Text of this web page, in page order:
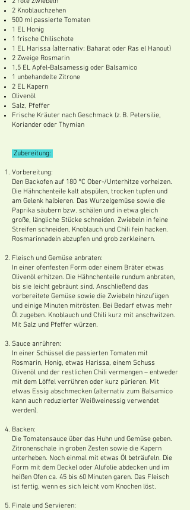
2 Knoblauchzehen
500 ml passierte Tomaten
1 EL Honig
1 frische Chilischote
1 EL Harissa (alternativ: Baharat oder Ras el Hanout)
2 Zweige Rosmarin
1,5 EL Apfel-Balsamessig oder Balsamico
1 unbehandelte Zitrone
2 EL Kapern
Olivenöl
Salz, Pfeffer
Frische Kräuter nach Geschmack (z. B. Petersilie,
Koriander oder Thymian
Zubereitung:
Vorbereitung:
Den Backofen auf 180 °C Ober-/Unterhitze vorheizen.
Die Hähnchenteile kalt abspülen, trocken tupfen und
am Gelenk halbieren. Das Wurzelgemüse sowie die
Paprika säubern bzw. schälen und in etwa gleich
große, längliche Stücke schneiden. Zwiebeln in feine
Streifen schneiden, Knoblauch und Chili fein hacken.
Rosmarinnadeln abzupfen und grob zerkleinern.
Fleisch und Gemüse anbraten:
In einer ofenfesten Form oder einem Bräter etwas
Olivenöl erhitzen. Die Hähnchenteile rundum anbraten,
bis sie leicht gebräunt sind. Anschließend das
vorbereitete Gemüse sowie die Zwiebeln hinzufügen
und einige Minuten mitrösten. Bei Bedarf etwas mehr
Öl zugeben. Knoblauch und Chili kurz mit anschwitzen.
Mit Salz und Pfeffer würzen.
Sauce anrühren:
In einer Schüssel die passierten Tomaten mit
Rosmarin, Honig, etwas Harissa, einem Schuss
Olivenöl und der restlichen Chili vermengen – entweder
mit dem Löffel verrühren oder kurz pürieren. Mit
etwas Essig abschmecken (alternativ zum Balsamico
kann auch reduzierter Weißweinessig verwendet
werden).
Backen:
Die Tomatensauce über das Huhn und Gemüse geben.
Zitronenschale in groben Zesten sowie die Kapern
unterheben. Noch einmal mit etwas Öl beträufeln. Die
Form mit dem Deckel oder Alufolie abdecken und im
heißen Ofen ca. 45 bis 60 Minuten garen. Das Fleisch
ist fertig, wenn es sich leicht vom Knochen löst.
Finale und Servieren: